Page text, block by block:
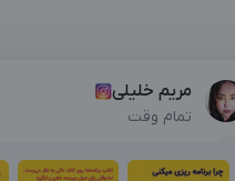
مریم خلیلی
تمام وقت